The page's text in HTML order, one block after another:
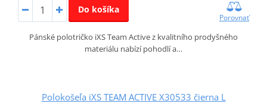
Do košíka
Porovnať
Pánské polotričko iXS Team Active z kvalitního prodyšného
materiálu nabízí pohodlí a…
Polokošeľa iXS TEAM ACTIVE X30533 čierna L